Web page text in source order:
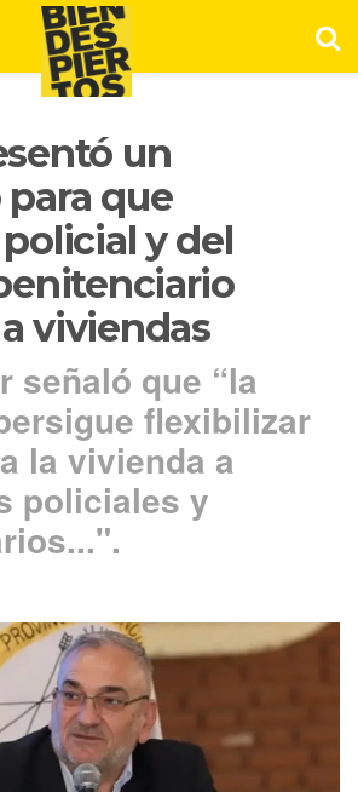
un
que
y del
viviendas
señaló que “la
flexibilizar
la vivienda a
policiales y